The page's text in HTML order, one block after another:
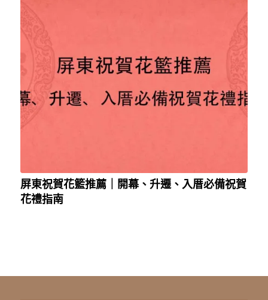
屏東祝賀花籃推薦｜開幕、升遷、入厝必備祝賀
花禮指南